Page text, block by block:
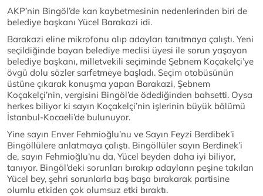
AKP’nin Bingöl’de kan kaybetmesinin nedenlerinden biri de
belediye başkanı Yücel Barakazi idi.
Barakazi eline mikrofonu alıp adayları tanıtmaya çalıştı. Yeni
seçildiğinde bayan belediye meclisi üyesi ile sorun yaşayan
belediye başkanı, milletvekili seçiminde Şebnem Koçakelçi’ye
övgü dolu sözler sarfetmeye başladı. Seçim otobüsünün
üstüne çıkarak konuşma yapan Barakazi, Şebnem
Koçakelçi’nin, vergisini Bingöl’de ödediğinden bahsetti. Oysa
herkes biliyor ki sayın Koçakelçi’nin işlerinin büyük bölümü
İstanbul-Kocaeli’de bulunuyor.
Yine sayın Enver Fehmioğlu’nu ve Sayın Feyzi Berdibek’i
Bingöllülere anlatmaya çalıştı. Bingöllüler sayın Berdinek’i
de, sayın Fehmioğlu’nu da, Yücel beyden daha iyi biliyor,
tanıyor. Bingöl’deki sorunları bırakıp adayların peşine takılan
Yücel bey, şehri sorunlarla baş başa bırakarak partisine
olumlu etkiden çok olumsuz etki bıraktı.